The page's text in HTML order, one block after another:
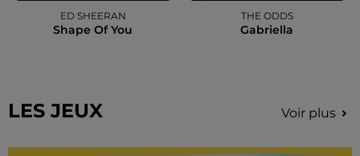
ED SHEERAN
Shape Of You
THE ODDS
Gabriella
LES JEUX Voir plus